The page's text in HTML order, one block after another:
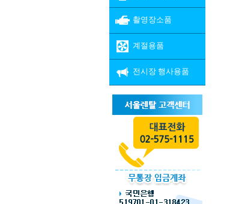
촬영장소품
계절용품
전시장 행사용품